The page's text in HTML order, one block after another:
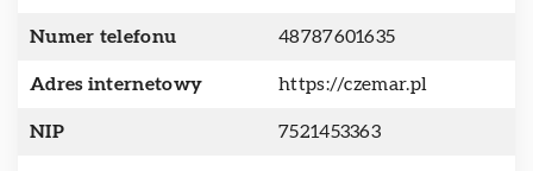
Numer telefonu 48787601635
Adres internetowy https://czemar.pl
NIP 7521453363